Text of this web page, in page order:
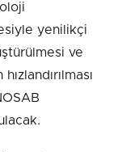
yenilikçi
ve